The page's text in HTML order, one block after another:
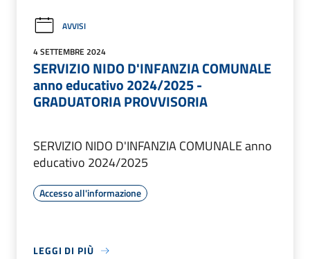
AVVISI
4 SETTEMBRE 2024
SERVIZIO NIDO D'INFANZIA COMUNALE
anno educativo 2024/2025 -
GRADUATORIA PROVVISORIA
SERVIZIO NIDO D'INFANZIA COMUNALE anno
educativo 2024/2025
Accesso all'informazione
LEGGI DI PIÙ